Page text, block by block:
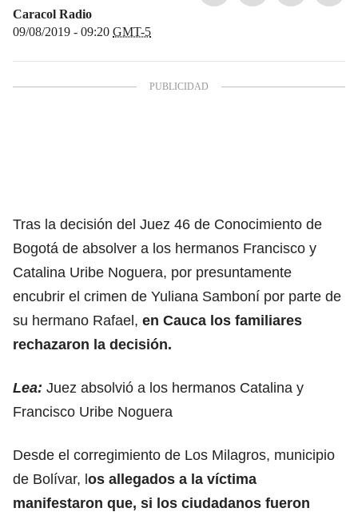
Caracol Radio
09/08/2019 - 09:20 GMT-5
Tras la decisión del Juez 46 de Conocimiento de
Bogotá de absolver a los hermanos Francisco y
Catalina Uribe Noguera, por presuntamente
encubrir el crimen de Yuliana Samboní por parte de
su hermano Rafael, en Cauca los familiares
rechazaron la decisión.
Lea: Juez absolvió a los hermanos Catalina y
Francisco Uribe Noguera
Desde el corregimiento de Los Milagros, municipio
de Bolívar, los allegados a la víctima
manifestaron que, si los ciudadanos fueron